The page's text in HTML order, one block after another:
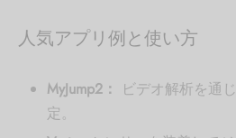
人気アプリ例と使い方
MyJump2：
ビデオ解析を通
定。